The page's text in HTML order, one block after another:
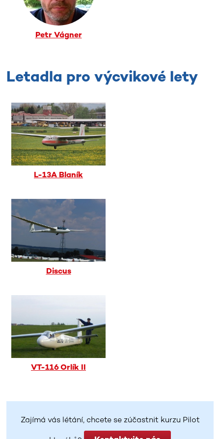
Petr Vágner
Letadla pro výcvikové lety
L-13A Blaník
Discus
VT-116 Orlík II
Zajímá vás létání, chcete se zúčastnit kurzu Pilot